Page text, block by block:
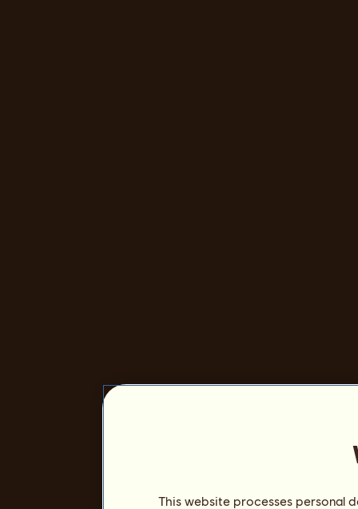
This website processes personal